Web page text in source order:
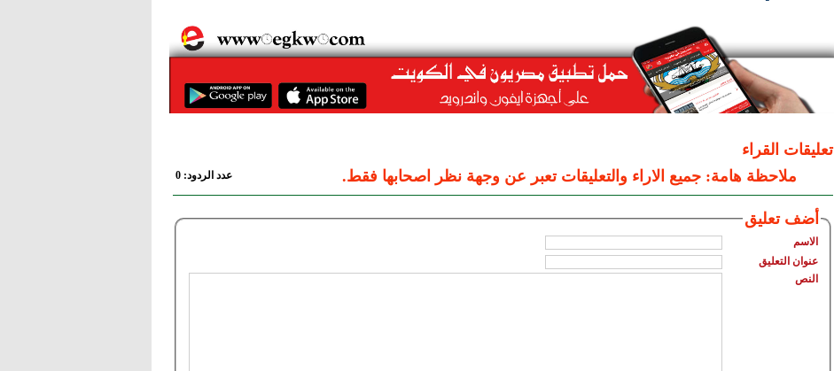
تعليقات القراء
ملاحظة هامة: جميع الاراء والتعليقات تعبر عن وجهة نظر اصحابها فقط.
عدد الردود: 0
أضف تعليق
الاسم
عنوان التعليق
النص